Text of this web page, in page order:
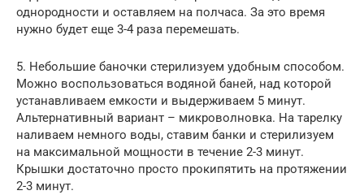
однородности и оставляем на полчаса. За это время
нужно будет еще 3-4 раза перемешать.
5. Небольшие баночки стерилизуем удобным способом.
Можно воспользоваться водяной баней, над которой
устанавливаем емкости и выдерживаем 5 минут.
Альтернативный вариант – микроволновка. На тарелку
наливаем немного воды, ставим банки и стерилизуем
на максимальной мощности в течение 2-3 минут.
Крышки достаточно просто прокипятить на протяжении
2-3 минут.